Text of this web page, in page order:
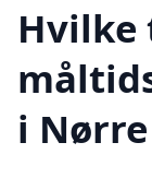
Hvilke
i